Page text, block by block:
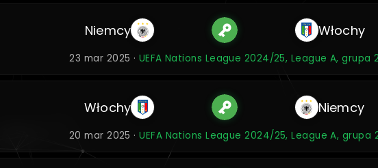
Niemcy Włochy
23 mar 2025 · UEFA Nations League 2024/25, League A, grupa
Włochy Niemcy
20 mar 2025 ·UEFA Nations League 2024/25, League A, grupa